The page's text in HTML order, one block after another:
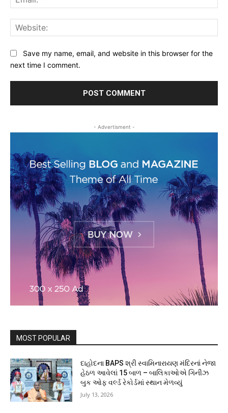
Save my name, email, and website in this browser for the
next time I comment.
- Advertisment -
MOST POPULAR
દાહોદના BAPS શ્રી સ્વામિનારાયણ મંદિરનાં નેજા
હેઠળ આવેલાં 15 બાળ – બાલિકાઓએ ગિનીઝ
બુક ઓફ વર્લ્ડ રેકોર્ડમાં સ્થાન મેળવ્યું
July 13, 2026